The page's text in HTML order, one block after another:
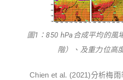
圖1：850 hPa合成平均的風
階）、及重力位高
Chien et al. (2021)分析梅雨